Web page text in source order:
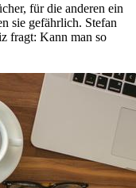
für die anderen ein
sie gefährlich. Stefan
fragt: Kann man so